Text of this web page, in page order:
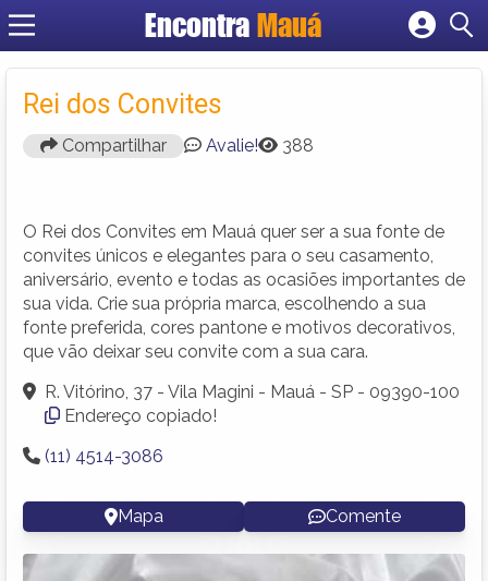
EncontraMauá
Rei dos Convites
Compartilhar Avalie! 388
O Rei dos Convites em Mauá quer ser a sua fonte de
convites únicos e elegantes para o seu casamento,
aniversário, evento e todas as ocasiões importantes de
sua vida. Crie sua própria marca, escolhendo a sua
fonte preferida, cores pantone e motivos decorativos,
que vão deixar seu convite com a sua cara.
R. Vitórino, 37 - Vila Magini - Mauá - SP - 09390-100
Endereço copiado!
(11) 4514-3086
Mapa Comente